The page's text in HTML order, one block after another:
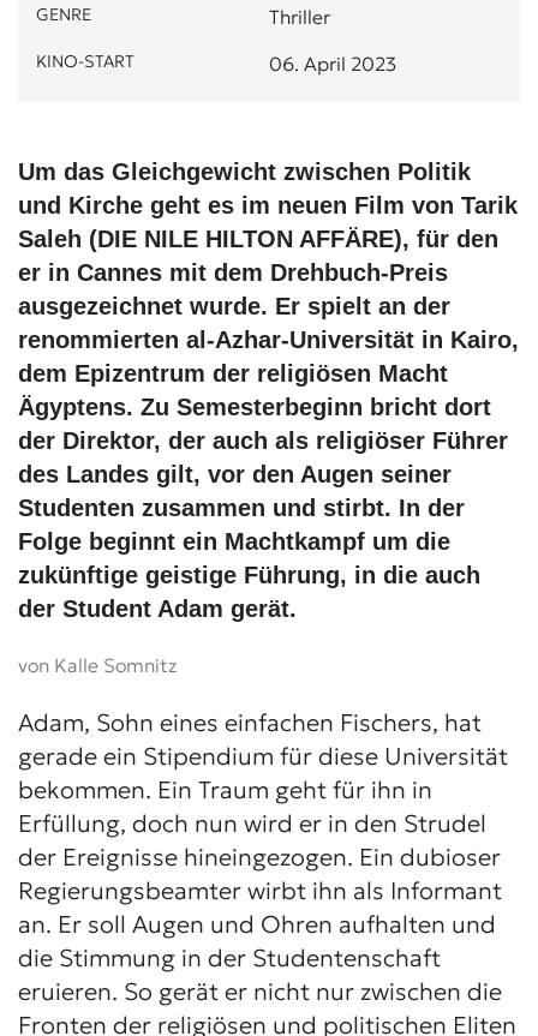
GENRE Thriller
KINO-START 06. April 2023
Um das Gleichgewicht zwischen Politik
und Kirche geht es im neuen Film von Tarik
Saleh (DIE NILE HILTON AFFÄRE), für den
er in Cannes mit dem Drehbuch-Preis
ausgezeichnet wurde. Er spielt an der
renommierten al-Azhar-Universität in Kairo,
dem Epizentrum der religiösen Macht
Ägyptens. Zu Semesterbeginn bricht dort
der Direktor, der auch als religiöser Führer
des Landes gilt, vor den Augen seiner
Studenten zusammen und stirbt. In der
Folge beginnt ein Machtkampf um die
zukünftige geistige Führung, in die auch
der Student Adam gerät.
von Kalle Somnitz
Adam, Sohn eines einfachen Fischers, hat
gerade ein Stipendium für diese Universität
bekommen. Ein Traum geht für ihn in
Erfüllung, doch nun wird er in den Strudel
der Ereignisse hineingezogen. Ein dubioser
Regierungsbeamter wirbt ihn als Informant
an. Er soll Augen und Ohren aufhalten und
die Stimmung in der Studentenschaft
eruieren. So gerät er nicht nur zwischen die
Fronten der religiösen und politischen Eliten